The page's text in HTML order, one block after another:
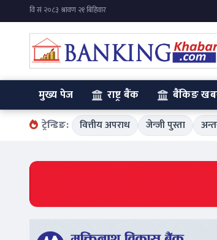
मुख्य पेज राष्ट्र बैंक बैंकिङ
ट्रेन्डिङ: वित्तीय अपराध जेन्जी पुस्ता